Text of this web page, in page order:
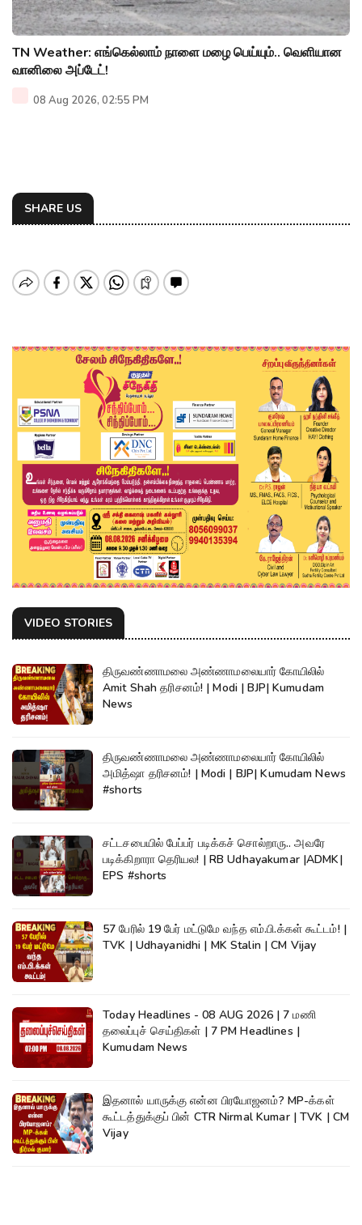
TN Weather: எங்கெல்லாம் நாளை மழை பெய்யும்.. வெளியான
வானிலை அப்டேட்!
08 Aug 2026, 02:55 PM
SHARE US
VIDEO STORIES
திருவண்ணாமலை அண்ணாமலையார் கோயிலில்
Amit Shah தரிசனம்! | Modi | BJP| Kumudam
News
திருவண்ணாமலை அண்ணாமலையார் கோயிலில்
அமித்ஷா தரிசனம்! | Modi | BJP| Kumudam News
#shorts
சட்டசபையில் பேப்பர் படிக்கச் சொல்றாரு.. அவரே
படிக்கிறாரா தெரியல! | RB Udhayakumar |ADMK|
EPS #shorts
57 பேரில் 19 பேர் மட்டுமே வந்த எம்.பி.க்கள் கூட்டம்! |
TVK | Udhayanidhi | MK Stalin | CM Vijay
Today Headlines - 08 AUG 2026 | 7 மணி
தலைப்புச் செய்திகள் | 7 PM Headlines |
Kumudam News
இதனால் யாருக்கு என்ன பிரயோஜனம்? MP-க்கள்
கூட்டத்துக்குப் பின் CTR Nirmal Kumar | TVK | CM
Vijay